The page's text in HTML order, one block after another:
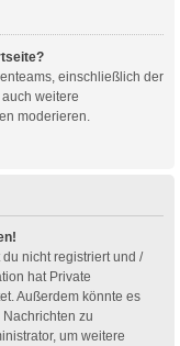
einschließlich der
weitere
moderieren.
nicht registriert und /
hat Private
Außerdem könnte es
zu
um weitere